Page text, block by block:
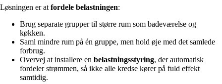
Løsningen er at fordele belastningen:
Brug separate grupper til større rum som badeværelse og
køkken.
Saml mindre rum på én gruppe, men hold øje med det samlede
forbrug.
Overvej at installere en belastningsstyring, der automatisk
fordeler strømmen, så ikke alle kredse kører på fuld effekt
samtidig.